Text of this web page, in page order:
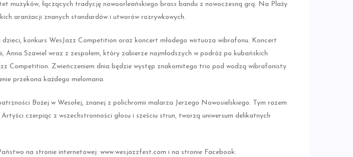
muzyków, łączących tradycję nowoorleańskiego brass bandu z nowoczesną grą. Na Plaży
aranżacji znanych standardów i utworów rozrywkowych.
konkurs WesJazz Competition oraz koncert młodego wirtuoza wibrafonu. Koncert
Szawiel wraz z zespołem, który zabierze najmłodszych w podróż po kubańskich
Competition. Zwieńczeniem dnia będzie występ znakomitego trio pod wodzą wibrafonisty
przekona każdego melomana.
Bożej w Wesołej, znanej z polichromii malarza Jerzego Nowosielskiego. Tym razem
czerpiąc z wszechstronności głosu i sześciu strun, tworzą uniwersum delikatnych
na stronie internetowej: www.wesjazzfest.com i na stronie Facebook: